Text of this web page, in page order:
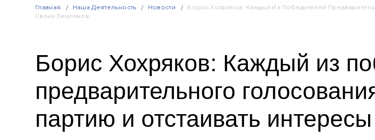
Главная Наша Деятельность Новости
Борис Хохряков: Каждый Из Победителей
Своих Земляков
Борис Хохряков: Каждый из
предварительного
партию и отстаивать